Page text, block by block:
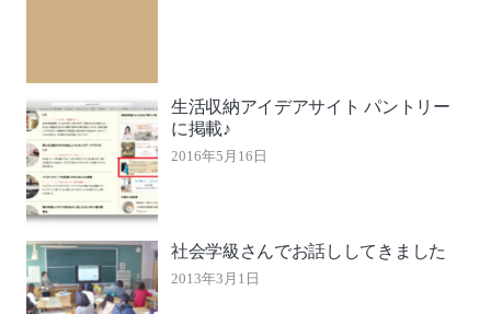
生活収納アイデアサイト パントリー
に掲載♪
2016年5月16日
社会学級さんでお話ししてきました
2013年3月1日